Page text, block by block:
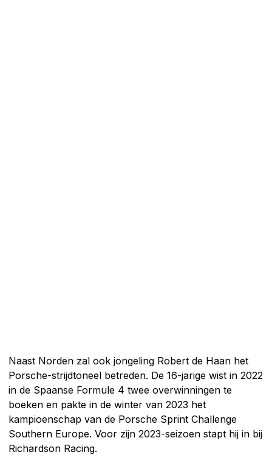
Naast Norden zal ook jongeling Robert de Haan het
Porsche-strijdtoneel betreden. De 16-jarige wist in 2022
in de Spaanse Formule 4 twee overwinningen te
boeken en pakte in de winter van 2023 het
kampioenschap van de Porsche Sprint Challenge
Southern Europe. Voor zijn 2023-seizoen stapt hij in bij
Richardson Racing.